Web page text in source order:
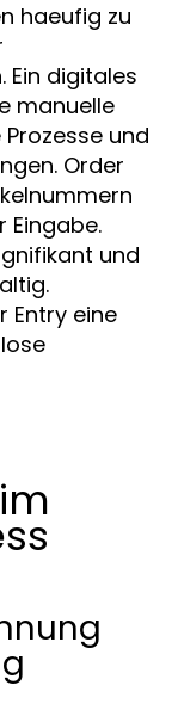
haeufig zu
digitales
manuelle
und
Order
Eingabe.
und
Entry eine